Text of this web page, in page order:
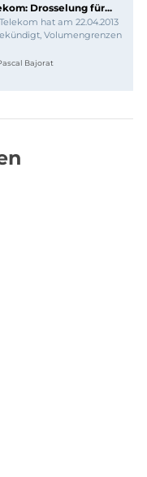
Drosselung für...
hat am 22.04.2013
Volumengrenzen
Bajorat